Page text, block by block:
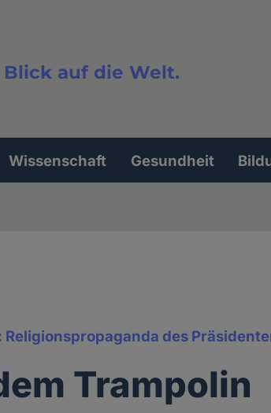
Blick auf die Welt.
Wissenschaft Gesundheit
des
Trampolin